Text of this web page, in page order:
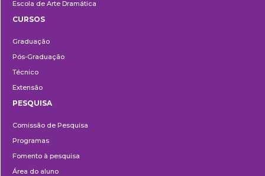
Escola de Arte Dramática
CURSOS
Graduação
Pós-Graduação
Técnico
Extensão
PESQUISA
Comissão de Pesquisa
Programas
Fomento à pesquisa
Área do aluno